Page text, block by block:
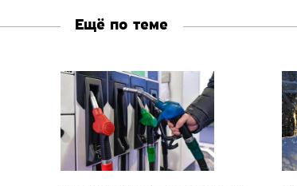
Ещё по теме